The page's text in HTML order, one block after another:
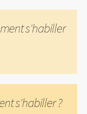
s'habiller
s'habiller ?